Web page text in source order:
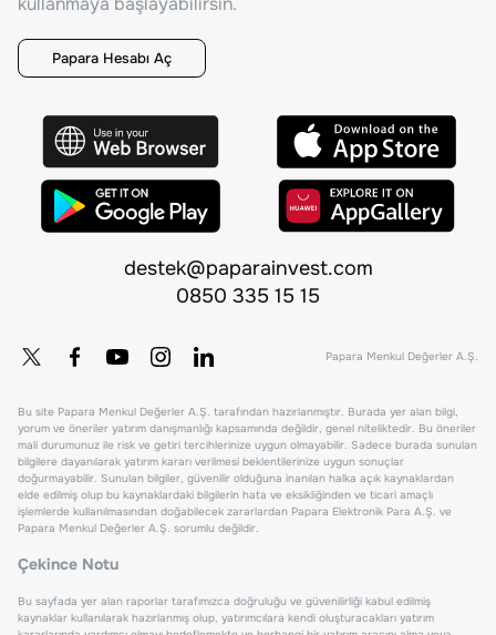
Papara Hesabı Aç
destek@paparainvest.com
0850 335 15 15
Papara Menkul Değerler A.Ş.
Bu site Papara Menkul Değerler A.Ş. tarafından hazırlanmıştır. Burada yer alan bilgi,
yorum ve öneriler yatırım danışmanlığı kapsamında değildir, genel niteliktedir. Bu öneriler
mali durumunuz ile risk ve getiri tercihlerinize uygun olmayabilir. Sadece burada sunulan
bilgilere dayanılarak yatırım kararı verilmesi beklentilerinize uygun sonuçlar
doğurmayabilir. Sunulan bilgiler, güvenilir olduğuna inanılan halka açık kaynaklardan
elde edilmiş olup bu kaynaklardaki bilgilerin hata ve eksikliğinden ve ticari amaçlı
işlemlerde kullanılmasından doğabilecek zararlardan Papara Elektronik Para A.Ş. ve
Papara Menkul Değerler A.Ş. sorumlu değildir.
Çekince Notu
Bu sayfada yer alan raporlar tarafımızca doğruluğu ve güvenilirliği kabul edilmiş
kaynaklar kullanılarak hazırlanmış olup, yatırımcılara kendi oluşturacakları yatırım